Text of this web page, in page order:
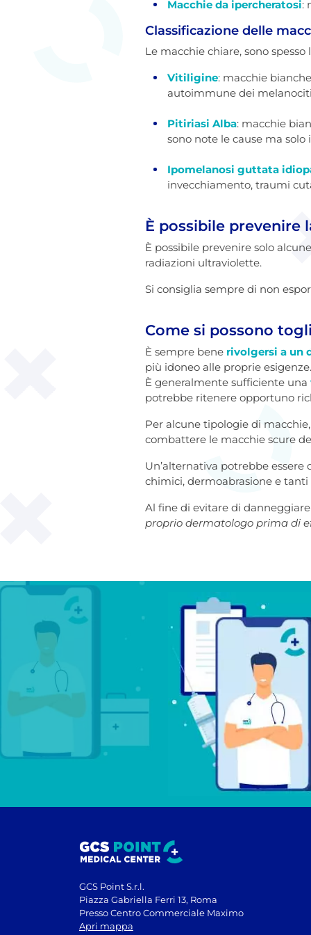
Macchie da ipercheratosi:
Classificazione delle
Le macchie chiare, sono
Vitiligine: macchie
autoimmune dei
Pitiriasi Alba: macchie
sono note le cause ma
Ipomelanosi guttata
invecchiamento, traumi
È possibile prevenire
È possibile prevenire solo
radiazioni ultraviolette.
Si consiglia sempre di non
Come si possono
È sempre bene rivolgersi a un
più idoneo alle proprie esigenze.
È generalmente sufficiente una
potrebbe ritenere opportuno
Per alcune tipologie di
combattere le macchie scure
Un’alternativa potrebbe
chimici, dermoabrasione e tanti
Al fine di evitare di
proprio dermatologo prima di
GCS Point S.r.l.
Piazza Gabriella Ferri 13, Roma
Presso Centro Commerciale Maximo
Apri mappa